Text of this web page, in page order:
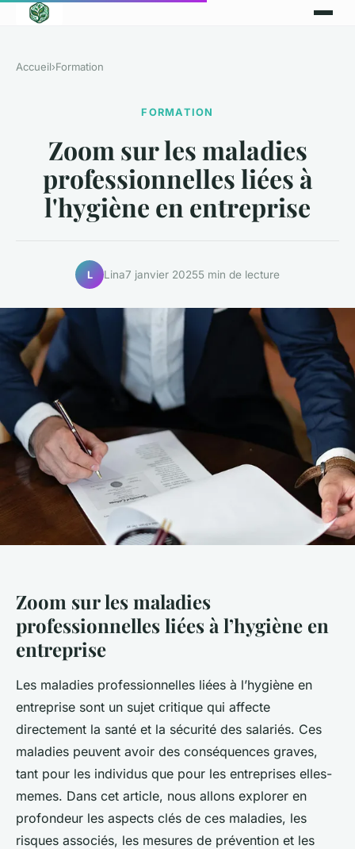
Accueil›Formation
FORMATION
Zoom sur les maladies
professionnelles liées à
l'hygiène en entreprise
L Lina7 janvier 20255 min de lecture
Zoom sur les maladies
professionnelles liées à l’hygiène en
entreprise
Les maladies professionnelles liées à l’hygiène en
entreprise sont un sujet critique qui affecte
directement la santé et la sécurité des salariés. Ces
maladies peuvent avoir des conséquences graves,
tant pour les individus que pour les entreprises elles-
memes. Dans cet article, nous allons explorer en
profondeur les aspects clés de ces maladies, les
risques associés, les mesures de prévention et les